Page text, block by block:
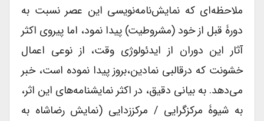
ملاحظه‌ای که نمایش‌نامه‌نویسی این عصر نسبت به
دورۀ قبل از خود (مشروطیت) پیدا نمود، اما پیروی اکثر
آثار این دوران از ایدئولوژی وقت، از نوعی اعمال
خشونت که درقالبی نمادین،بروز پیدا نموده است، خبر
می‌دهد. به بیانی دقیق، در اکثر نمایشنامه‌های این اثر،
به شیوۀ مرکزگرایی / مرکززدایی (نمایش رضاشاه به